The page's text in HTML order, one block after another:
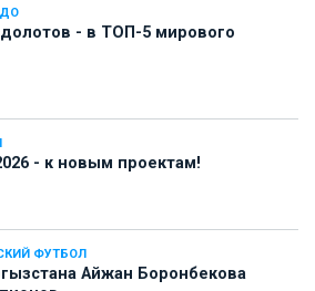
- в ТОП-5 мирового
- к новым проектам!
ФУТБОЛ
Айжан Боронбекова